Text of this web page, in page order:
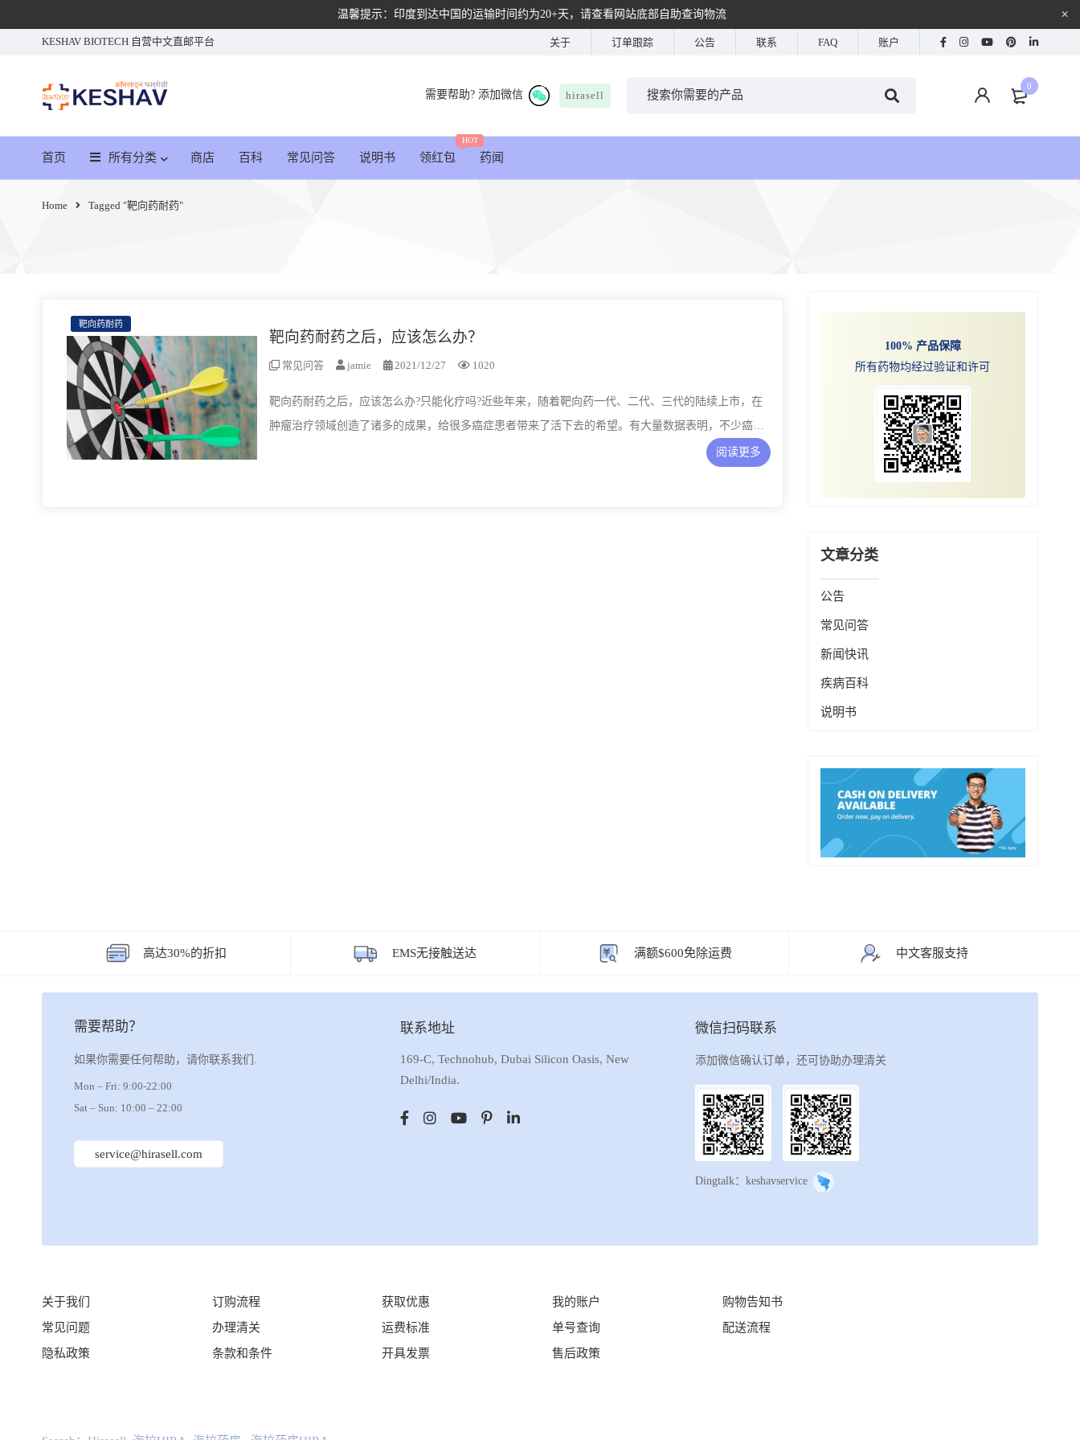
温馨提示：印度到达中国的运输时间约为20+天，请查看网站底部自助查询物流
KESHAV BIOTECH 自营中文直邮平台 关于 订单跟踪 公告 联系 FAQ 账户
0
需要帮助? 添加微信 hirasell
首页 所有分类 商店 百科 常见问答 说明书 领红包
HOT
药闻
Home Tagged "靶向药耐药"
靶向药耐药
靶向药耐药之后，应该怎么办？
常见问答 jamie 2021/12/27 1020
靶向药耐药之后，应该怎么办?只能化疗吗?近些年来，随着靶向药一代、二代、三代的陆续上市，在
肿瘤治疗领域创造了诸多的成果，给很多癌症患者带来了活下去的希望。有大量数据表明，不少癌症
阅读更多
100% 产品保障
所有药物均经过验证和许可
文章分类
公告
常见问答
新闻快讯
疾病百科
说明书
高达30%的折扣 EMS无接触送达 满额$600免除运费 中文客服支持
需要帮助？
如果你需要任何帮助，请你联系我们.
Mon – Fri: 9:00-22:00
Sat – Sun: 10:00 – 22:00
service@hirasell.com
联系地址
169-C, Technohub, Dubai Silicon Oasis, New
Delhi/India.
微信扫码联系
添加微信确认订单，还可协助办理清关
Dingtalk：keshavservice
关于我们
常见问题
隐私政策
订购流程
办理清关
条款和条件
获取优惠
运费标准
开具发票
我的账户
单号查询
售后政策
购物告知书
配送流程